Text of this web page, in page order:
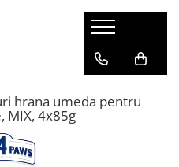
hrana umeda pentru
MIX, 4x85g